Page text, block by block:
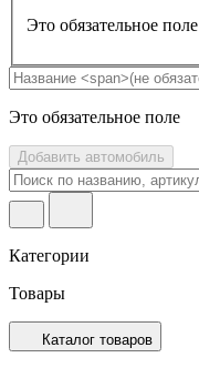
Это обязательное поле
Это обязательное поле
Добавить автомобиль
Категории
Товары
Каталог товаров